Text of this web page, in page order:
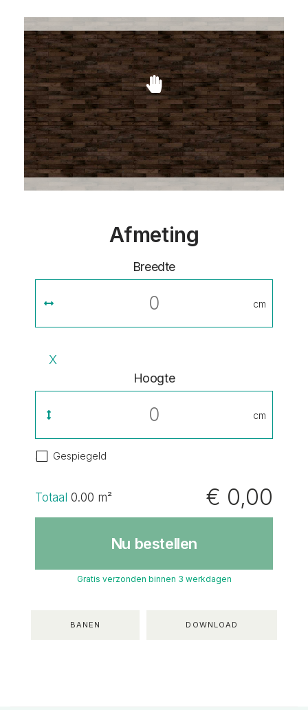
Afmeting
Breedte
cm
X
Hoogte
cm
Gespiegeld
Totaal 0.00 m² € 0,00
Nu bestellen
Gratis verzonden binnen 3 werkdagen
BANEN DOWNLOAD